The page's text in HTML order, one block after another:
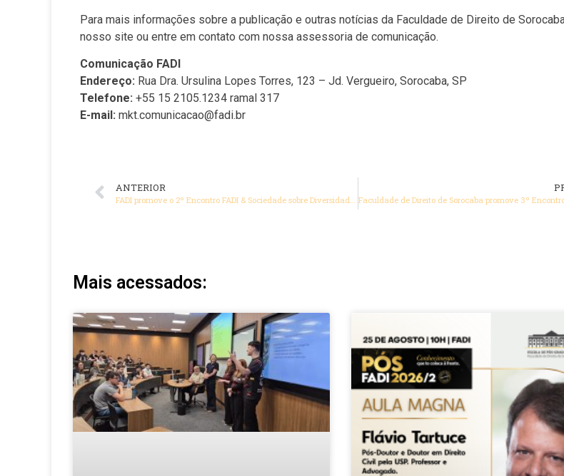
Para mais informações sobre a publicação e outras notícias da Faculdade de Direito de
nosso site ou entre em contato com nossa assessoria de comunicação.
Comunicação FADI
Endereço: Rua Dra. Ursulina Lopes Torres, 123 – Jd. Vergueiro, Sorocaba, SP
Telefone: +55 15 2105.1234 ramal 317
E-mail: mkt.comunicacao@fadi.br
ANTERIOR
Mais acessados: